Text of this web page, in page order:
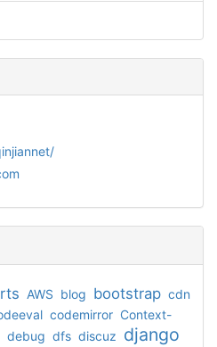
AWS blog bootstrap cdn
codemirror Context-
debug dfs discuz django